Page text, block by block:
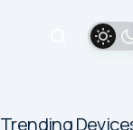
Trending